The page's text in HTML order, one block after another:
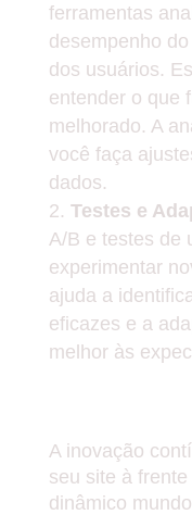
ferramentas
desempenho
dos usuários.
entender o que
melhorado. A
você faça
dados.
Testes e
A/B e testes de
experimentar
ajuda a
eficazes e a
melhor às
A inovação
seu site à
dinâmico